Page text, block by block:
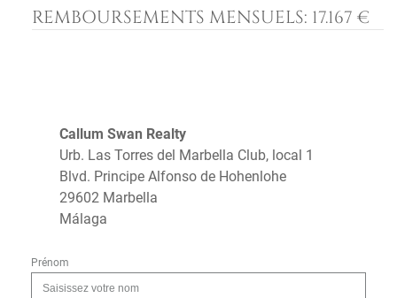
REMBOURSEMENTS MENSUELS: 17.167 €
Callum Swan Realty
Urb. Las Torres del Marbella Club, local 1
Blvd. Principe Alfonso de Hohenlohe
29602 Marbella
Málaga
Prénom